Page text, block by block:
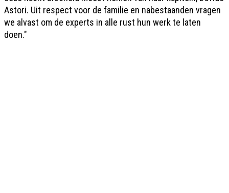
Astori. Uit respect voor de familie en nabestaanden vragen
we alvast om de experts in alle rust hun werk te laten
doen."